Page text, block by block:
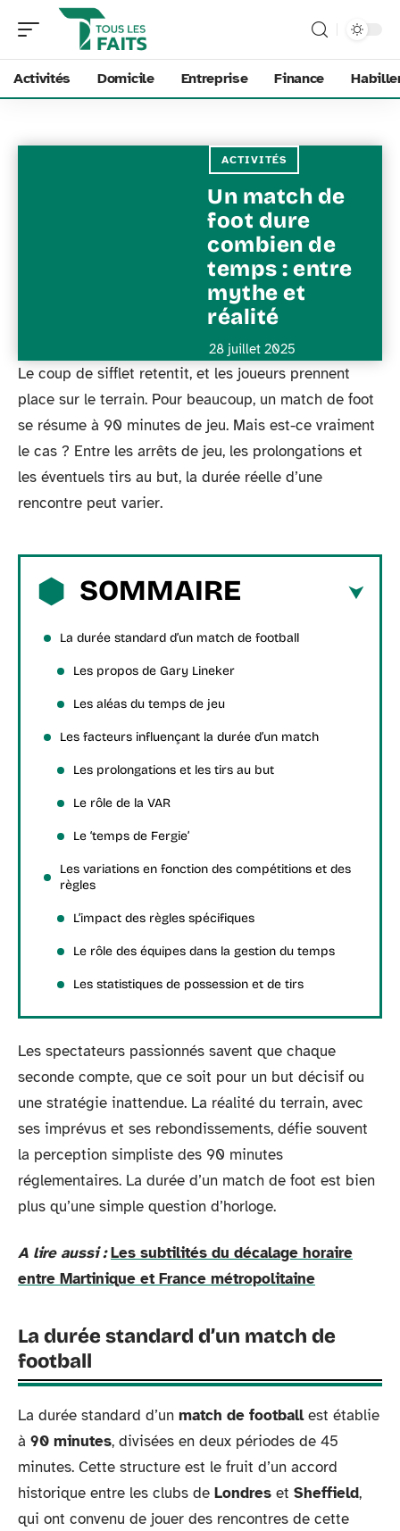
Activités Domicile Entreprise Finance
ACTIVITÉS
Un match de
foot dure
combien de
temps : entre
mythe et
réalité
28 juillet 2025
Le coup de sifflet retentit, et les joueurs prennent
place sur le terrain. Pour beaucoup, un match de foot
se résume à 90 minutes de jeu. Mais est-ce vraiment
le cas ? Entre les arrêts de jeu, les prolongations et
les éventuels tirs au but, la durée réelle d’une
rencontre peut varier.
SOMMAIRE
La durée standard d’un match de football
Les propos de Gary Lineker
Les aléas du temps de jeu
Les facteurs influençant la durée d’un match
Les prolongations et les tirs au but
Le rôle de la VAR
Le ‘temps de Fergie’
Les variations en fonction des compétitions et des
règles
L’impact des règles spécifiques
Le rôle des équipes dans la gestion du temps
Les statistiques de possession et de tirs
Les spectateurs passionnés savent que chaque
seconde compte, que ce soit pour un but décisif ou
une stratégie inattendue. La réalité du terrain, avec
ses imprévus et ses rebondissements, défie souvent
la perception simpliste des 90 minutes
réglementaires. La durée d’un match de foot est bien
plus qu’une simple question d’horloge.
A lire aussi : Les subtilités du décalage horaire
entre Martinique et France métropolitaine
La durée standard d’un match de
football
La durée standard d’un match de footballest établie
à 90 minutes, divisées en deux périodes de 45
minutes. Cette structure est le fruit d’un accord
historique entre les clubs de Londres et Sheffield,
qui ont convenu de jouer des rencontres de cette